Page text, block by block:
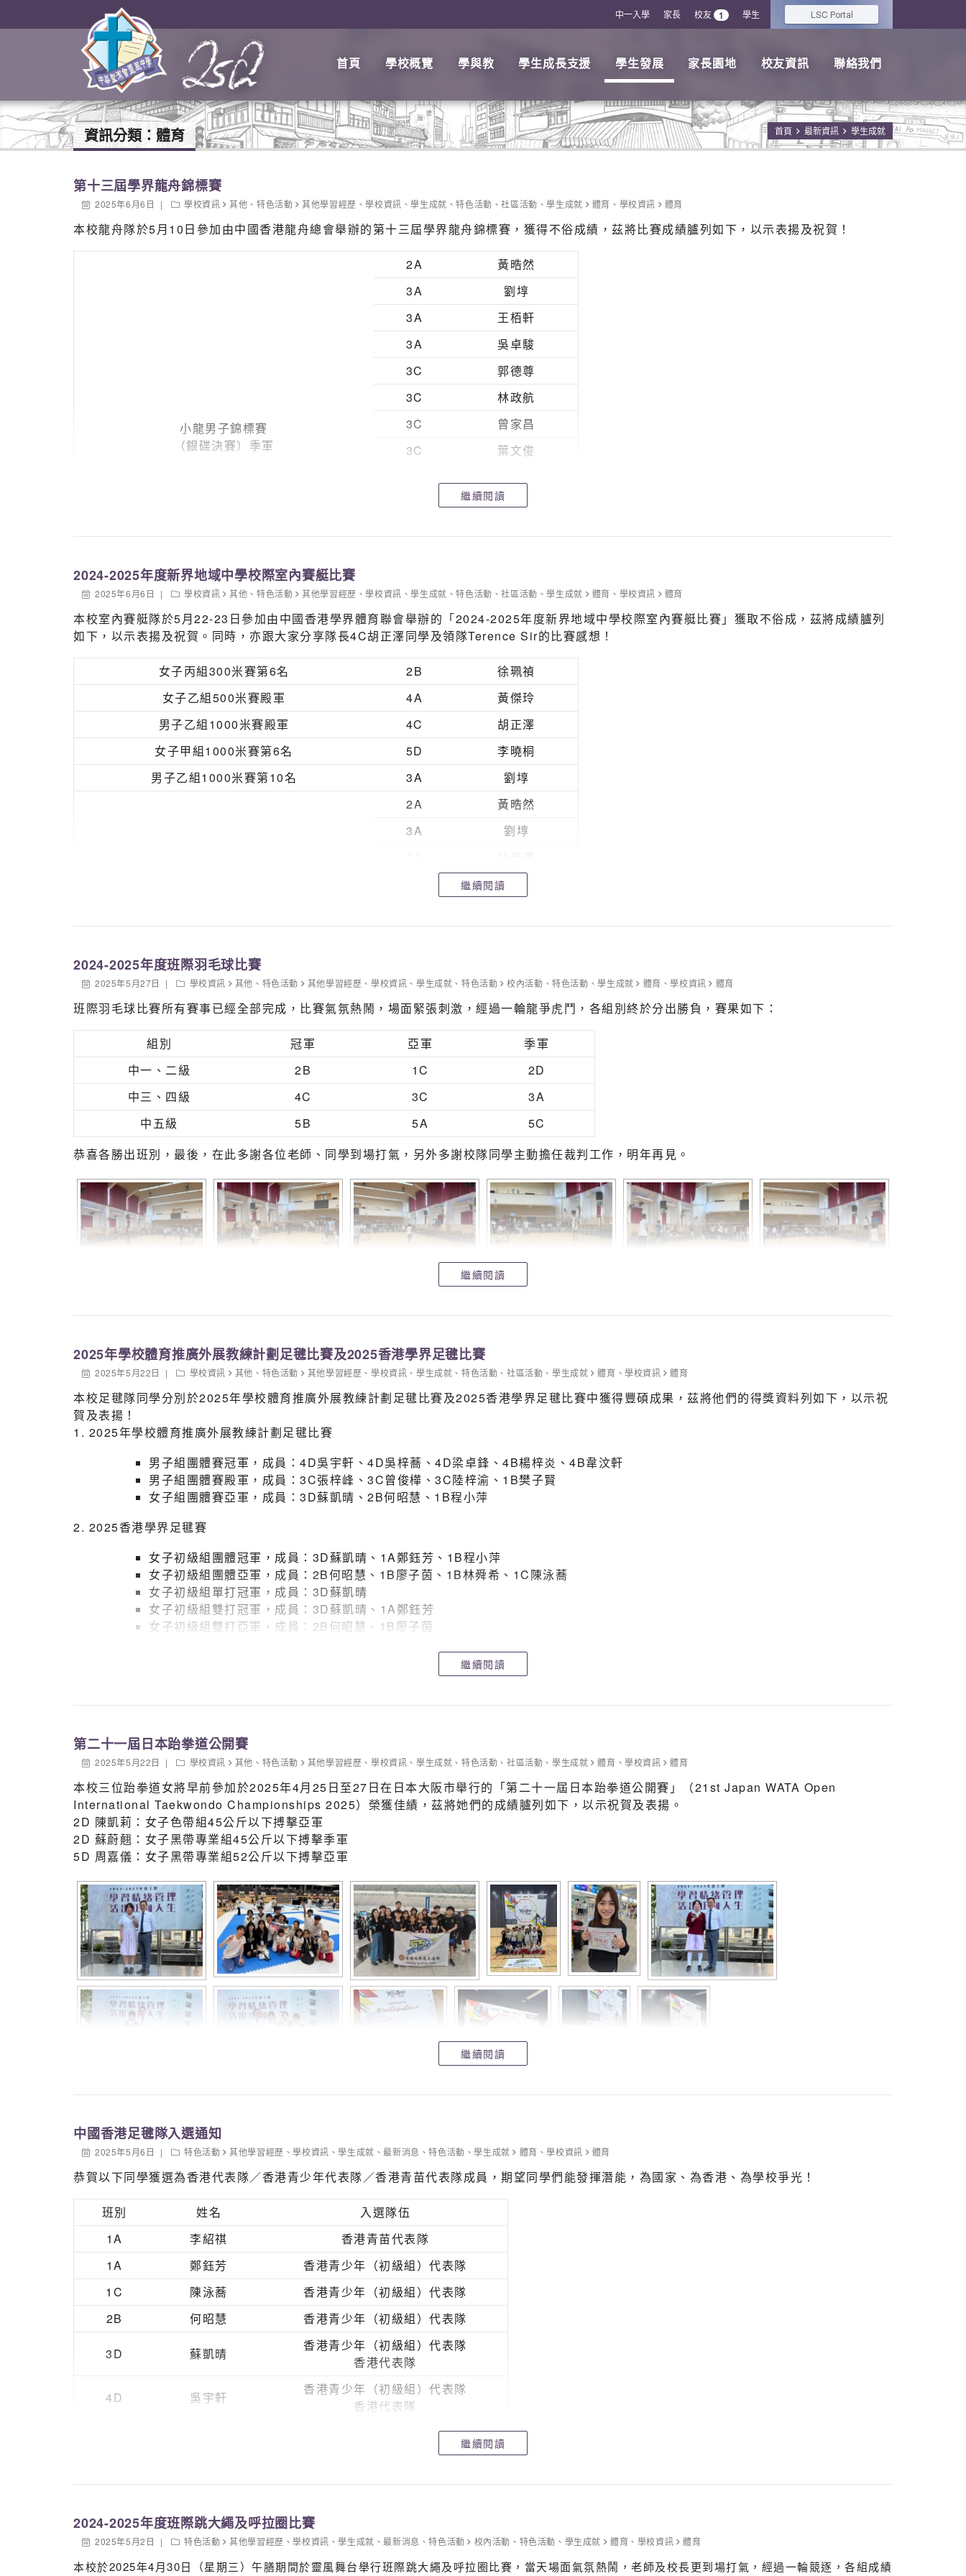
中一入學 家長 校友 1 學生 LSC Portal
首頁 學校概覽 學與教 學生成長支援 學生發展 家長園地 校友資訊 聯絡我們
首頁 最新資訊 學生成就
資訊分類： 體育
第十三屆學界龍舟錦標賽
2025年6月6日 學校資訊 其他 、 特色活動 其他學習經歷 、學校資訊 、學生成就 、特色活動 、社區活動 、學生成就 體育 、 學校資訊 體育
本校龍舟隊於5月10日參加由中國香港龍舟總會舉辦的第十三屆學界龍舟錦標賽，獲得不俗成績，茲將比賽成績臚列如下，以示表揚及祝賀！
小龍男子錦標賽
（銀碟決賽）季軍
2A
黃晧然
3A
劉埻
3A
王栢軒
3A
吳卓駿
3C
郭德尊
3C
林政航
3C
曾家昌
3C
葉文俊
胡正澤
5D
周俊銳
2C
何穎彤
3C
徐凊堯
3C
葉煒妍
4A
蘇樂詩
4A
黃傑玲
4C
甘焯琳
5D
李曉桐
2A
黃晧然
王栢軒
吳卓駿
3C
郭德尊
3C
曾家昌
3C
葉文俊
4B
劉港
4C
胡正澤
4C
羅弘寶
4D
潘卓軒
5A
麥耀龍
繼續閱讀
2024-2025年度新界地域中學校際室內賽艇比賽
2025年6月6日 學校資訊 其他 、 特色活動 其他學習經歷 、學校資訊 、學生成就 、特色活動 、社區活動 、學生成就 體育 、 學校資訊 體育
本校室內賽艇隊於5月22-23日參加由中國香港學界體育聯會舉辦的「2024-2025年度新界地域中學校際室內賽艇比賽」獲取不俗成，茲將成績臚列
如下，以示表揚及祝賀。同時，亦跟大家分享隊長4C胡正澤同學及領隊Terence Sir的比賽感想！
女子丙組300米賽第6名 2B
徐珮禎
女子乙組500米賽殿軍
4A
黃傑玲
男子乙組1000米賽殿軍
4C
胡正澤
女子甲組1000米賽第6名
5D
李曉桐
男子乙組1000米賽第10名
3A 劉埻
2A
黃晧然
3A
劉埻
王栢軒
完賽了！作為隊長很高興能與三名隊員並肩作戰，最終拿到了新界第12的佳績，拿到了這沉甸甸的組別積分的獎盃，也感謝其他參賽的隊員，你們
的每一次拉艇都是對自我意志的挑戰，你們的每一次拉動所得到的回饋不僅僅是風聲，更是自我設限的邊界,很高興你們能夠全力以赴參與這兩天的
賽事,這座獎盃屬於賽艇機上的我們，也屬於台下的隊員以及以怒吼作為助力以至於聲音沙啞的兩位阿Sir，真正的勝利從不止于超越對手，而是你們
每一次超越自我的瞬間，感謝所有咬牙的時刻，讓我們都有資格托起這份榮譽，你們讓「我們」這個詞比獎盃更為耀眼，Thank you all！
Sharing by Terence Sir
This year’s competition was held at the newly opened Go Park Venue is Sai Sha. The beautiful hall was smaller than previous sites, but this
allowed for a raucous crowd and great atmosphere! Students were very excited as it was the first time many had joined this event, and having
over one thousand spectators gave everyone an energetic boost. The competitive spirit was healthy, with schools supporting each other and
students cheering competitors on.
Each student could participate in at most one individual race and a relay event, where four teammates race one after the other on a single
rowing machine.
Although we are very pleased with our growth, we were shocked to find that other schools had also greatly improved. This year’s times were
management. Finally, congratulations to all students who took part.
繼續閱讀
2024-2025年度班際羽毛球比賽
2025年5月27日 學校資訊 其他 、 特色活動 其他學習經歷 、學校資訊 、學生成就 、特色活動 校內活動 、特色活動 、學生成就 體育 、學校資訊 體育
班際羽毛球比賽所有賽事已經全部完成，比賽氣氛熱鬧，場面緊張刺激，經過一輪龍爭虎鬥，各組別終於分出勝負，賽果如下：
組別 冠軍 亞軍
季軍
中一、二級
2B 1C
2D
中三、四級
4C 3C
3A
中五級
5B 5A
5C
恭喜各勝出班別，最後，在此多謝各位老師、同學到場打氣，另外多謝校隊同學主動擔任裁判工作，明年再見。
繼續閱讀
2025年學校體育推廣外展教練計劃足毽比賽及2025香港學界足毽比賽
2025年5月22日 學校資訊 其他 、 特色活動 其他學習經歷 、學校資訊 、學生成就 、特色活動 、社區活動 、學生成就 體育 、學校資訊 體育
本校足毽隊同學分別於2025年學校體育推廣外展教練計劃足毽比賽及2025香港學界足毽比賽中獲得豐碩成果，茲將他們的得獎資料列如下，以示祝
賀及表揚！
1. 2025年學校體育推廣外展教練計劃足毽比賽
男子組團體賽冠軍，成員：4D吳宇軒、4D吳梓蕎、4D梁卓鋒、4B楊梓炎、4B韋汶軒
男子組團體賽殿軍，成員：3C張梓峰、3C曾俊樺、3C陸梓渝、1B樊子賢
女子組團體賽亞軍，成員：3D蘇凱晴、2B何昭慧、1B程小萍
2. 2025香港學界足毽賽
女子初級組團體冠軍，成員：3D蘇凱晴、1A鄭鈺芳、1B程小萍
女子初級組團體亞軍，成員：2B何昭慧、1B廖子茵、1B林舜希、1C陳泳蕎
女子初級組單打冠軍，成員：3D蘇凱晴
女子初級組雙打冠軍，成員：3D蘇凱晴、1A鄭鈺芳
女子初級組雙打亞軍，成員：2B何昭慧、1B廖子茵
男子高級組團體亞軍，成員：4D吳宇軒、4D吳梓蕎、4D梁卓鋒、4B韋汶軒、4B楊梓炎
繼續閱讀
第二十一屆日本跆拳道公開賽
2025年5月22日 學校資訊 其他 、 特色活動 其他學習經歷 、學校資訊 、學生成就 、特色活動 、社區活動 、學生成就 體育 、學校資訊 體育
本校三位跆拳道女將早前參加於2025年4月25日至27日在日本大阪市舉行的「第二十一屆日本跆拳道公開賽」（21st Japan WATA Open
International Taekwondo Championships 2025）榮獲佳績，茲將她們的成績臚列如下，以示祝賀及表揚。
2D 陳凱莉：女子色帶組45公斤以下搏擊亞軍
2D 蘇蔚翹：女子黑帶專業組45公斤以下搏擊季軍
5D 周嘉儀：女子黑帶專業組52公斤以下搏擊亞軍
繼續閱讀
中國香港足毽隊入選通知
2025年5月6日 特色活動 其他學習經歷 、學校資訊 、學生成就 、最新消息 、特色活動 、學生成就 體育 、學校資訊 體育
恭賀以下同學獲選為香港代表隊／香港青少年代表隊／香港青苗代表隊成員，期望同學們能發揮潛能，為國家、為香港、為學校爭光！
班別 姓名
入選隊伍
1A
李紹祺
香港青苗代表隊
1A
鄭鈺芳
香港青少年（初級組）代表隊
1C
陳泳蕎
香港青少年（初級組）代表隊
2B
何昭慧 香港青少年（初級組）代表隊
3D 蘇凱晴
香港青少年（初級組）代表隊
香港代表隊
4D 吳宇軒
香港青少年（初級組）代表隊
香港代表隊
香港青少年（高級組）代表隊
香港青少年（高級組）代表隊
繼續閱讀
2024-2025年度班際跳大繩及呼拉圈比賽
2025年5月2日 特色活動 其他學習經歷 、學校資訊 、學生成就 、最新消息 、特色活動 校內活動 、 特色活動 、 學生成就 體育 、 學校資訊 體育
本校於2025年4月30日（星期三）午膳期間於靈風舞台舉行班際跳大繩及呼拉圈比賽，當天場面氣氛熱鬧，老師及校長更到場打氣，經過一輪競逐，各組成績